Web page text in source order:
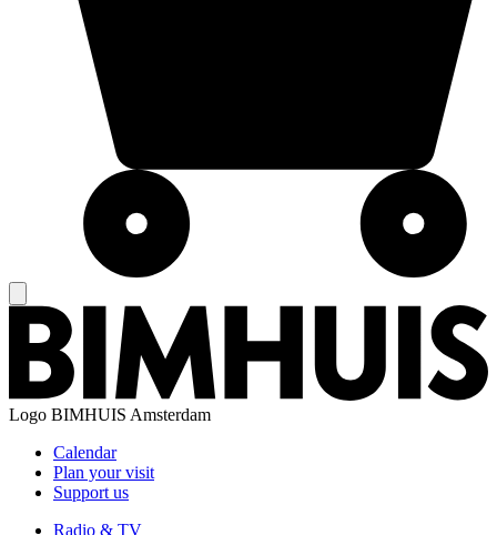
Logo BIMHUIS Amsterdam
Calendar
Plan your visit
Support us
Radio & TV